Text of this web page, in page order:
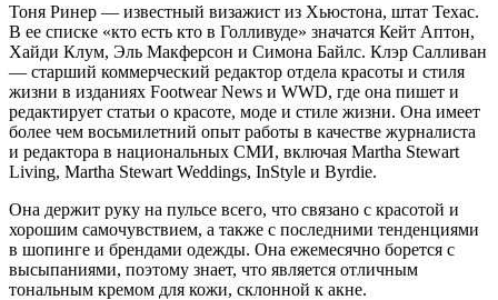
Тоня Ринер — известный визажист из Хьюстона, штат Техас.
В ее списке «кто есть кто в Голливуде» значатся Кейт Аптон,
Хайди Клум, Эль Макферсон и Симона Байлс. Клэр Салливан
— старший коммерческий редактор отдела красоты и стиля
жизни в изданиях Footwear News и WWD, где она пишет и
редактирует статьи о красоте, моде и стиле жизни. Она имеет
более чем восьмилетний опыт работы в качестве журналиста
и редактора в национальных СМИ, включая Martha Stewart
Living, Martha Stewart Weddings, InStyle и Byrdie.
Она держит руку на пульсе всего, что связано с красотой и
хорошим самочувствием, а также с последними тенденциями
в шопинге и брендами одежды. Она ежемесячно борется с
высыпаниями, поэтому знает, что является отличным
тональным кремом для кожи, склонной к акне.